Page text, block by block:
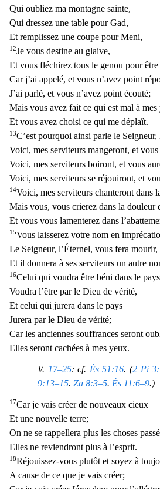
Qui oubliez ma montagne sainte,
Qui dressez une table pour Gad,
Et remplissez une coupe pour Meni,
12Je vous destine au glaive,
Et vous fléchirez tous le genou pour être
Car j’ai appelé, et vous n’avez point
J’ai parlé, et vous n’avez point écouté;
Mais vous avez fait ce qui est mal à mes
Et vous avez choisi ce qui me déplaît.
13C’est pourquoi ainsi parle le Seigneur,
Voici, mes serviteurs mangeront, et vou
Voici, mes serviteurs boiront, et vous
Voici, mes serviteurs se réjouiront, et
14Voici, mes serviteurs chanteront dans
Mais vous, vous crierez dans la douleur
Et vous vous lamenterez dans
15Vous laisserez votre nom en
Le Seigneur, l’Éternel, vous fera mourir,
Et il donnera à ses serviteurs un autre
16Celui qui voudra être béni dans le pays
Voudra l’être par le Dieu de vérité,
Et celui qui jurera dans le pays
Jurera par le Dieu de vérité;
Car les anciennes souffrances seront
Elles seront cachées à mes yeux.
V. 17–25: cf. És 51:16. (2 Pi
9:13–15. Za 8:3–5. És 11:6–9.)
17Car je vais créer de nouveaux cieux
Et une nouvelle terre;
On ne se rappellera plus les choses
Elles ne reviendront plus à l’esprit.
18Réjouissez-vous plutôt et soyez à
A cause de ce que je vais créer;